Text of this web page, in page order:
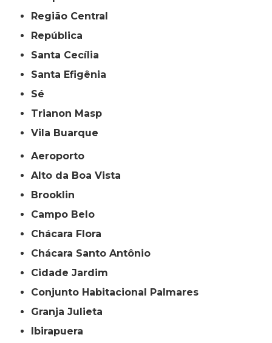
Região Central
República
Santa Cecília
Santa Efigênia
Sé
Trianon Masp
Vila Buarque
Aeroporto
Alto da Boa Vista
Brooklin
Campo Belo
Chácara Flora
Chácara Santo Antônio
Cidade Jardim
Conjunto Habitacional Palmares
Granja Julieta
Ibirapuera